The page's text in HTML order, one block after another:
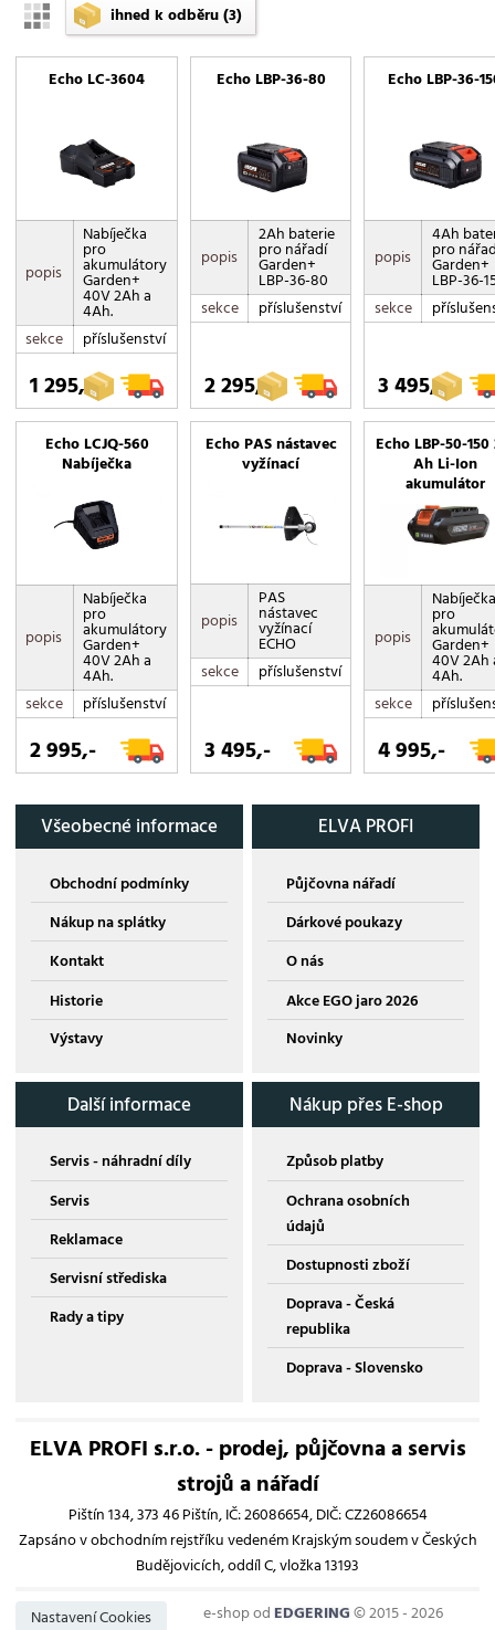
ihned k odběru(3)
Echo LC-3604
popis
Nabíječka
pro
akumulátory
Garden+
40V 2Ah a
4Ah.
sekce
příslušenství
1 295,-
Echo LBP-36-80
popis
2Ah baterie
pro nářadí
Garden+
LBP-36-80
sekce
příslušenství
2 295,-
Echo LBP-36-
popis
4Ah
pro
Garden+
LBP-36-
sekce
3 495,-
Echo LCJQ-560
Nabíječka
popis
Nabíječka
pro
akumulátory
Garden+
40V 2Ah a
4Ah.
sekce
příslušenství
2 995,-
Echo PAS nástavec
vyžínací
popis
PAS
nástavec
vyžínací
ECHO
sekce
příslušenství
3 495,-
Echo LBP-50-150
Ah Li-Ion
akumulátor
popis
Nabíječka
pro
Garden+
40V 2Ah
4Ah.
sekce
4 995,-
Všeobecné informace
Obchodní podmínky
Nákup na splátky
Kontakt
Historie
Výstavy
ELVA PROFI
Půjčovna nářadí
Dárkové poukazy
O nás
Akce EGO jaro 2026
Novinky
Další informace
Servis - náhradní díly
Servis
Reklamace
Servisní střediska
Rady a tipy
Nákup přes E-shop
Způsob platby
Ochrana osobních
údajů
Dostupnosti zboží
Doprava - Česká
republika
Doprava - Slovensko
ELVA PROFI s.r.o. - prodej, půjčovna a servis
strojů a nářadí
Pištín 134, 373 46 Pištín, IČ: 26086654, DIČ: CZ26086654
Zapsáno v obchodním rejstříku vedeném Krajským soudem v Českých
Budějovicích, oddíl C, vložka 13193
Nastavení Cookies e-shop odEDGERING© 2015 - 2026